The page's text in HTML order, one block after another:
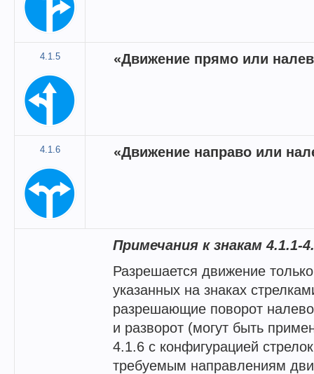
4.1.5 «Движение прямо или
4.1.6 «Движение направо или
Примечания к знакам 4.1.1-
Разрешается движение
указанных на знаках
разрешающие поворот
и разворот (могут быть
4.1.6 с конфигурацией
требуемым направлениям